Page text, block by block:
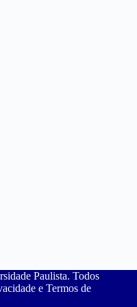
Paulista. Todos
e Termos de